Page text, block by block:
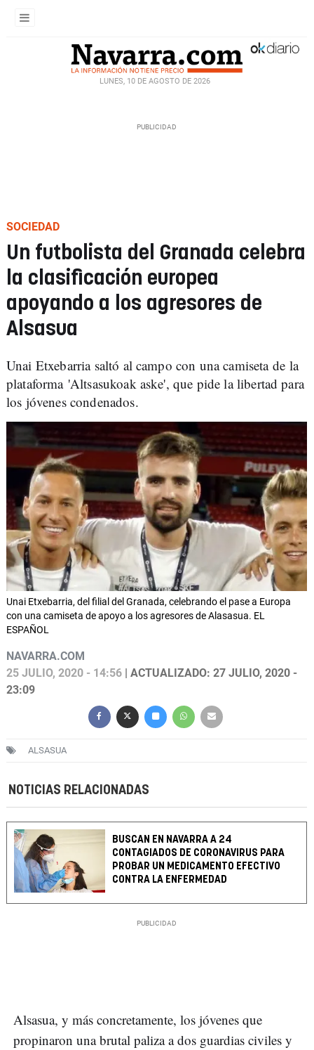
LUNES, 10 DE AGOSTO DE 2026
SOCIEDAD
Un futbolista del Granada celebra
la clasificación europea
apoyando a los agresores de
Alsasua
Unai Etxebarria saltó al campo con una camiseta de la
plataforma 'Altsasukoak aske', que pide la libertad para
los jóvenes condenados.
Unai Etxebarria, del filial del Granada, celebrando el pase a Europa
con una camiseta de apoyo a los agresores de Alasasua. EL
ESPAÑOL
NAVARRA.COM
25 JULIO, 2020 - 14:56 | ACTUALIZADO: 27 JULIO, 2020 -
23:09
ALSASUA
NOTICIAS RELACIONADAS
BUSCAN EN NAVARRA A 24
CONTAGIADOS DE CORONAVIRUS PARA
PROBAR UN MEDICAMENTO EFECTIVO
CONTRA LA ENFERMEDAD
Alsasua, y más concretamente, los jóvenes que
propinaron una brutal paliza a dos guardias civiles y